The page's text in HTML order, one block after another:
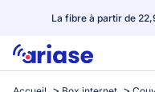
La fibre à partir de